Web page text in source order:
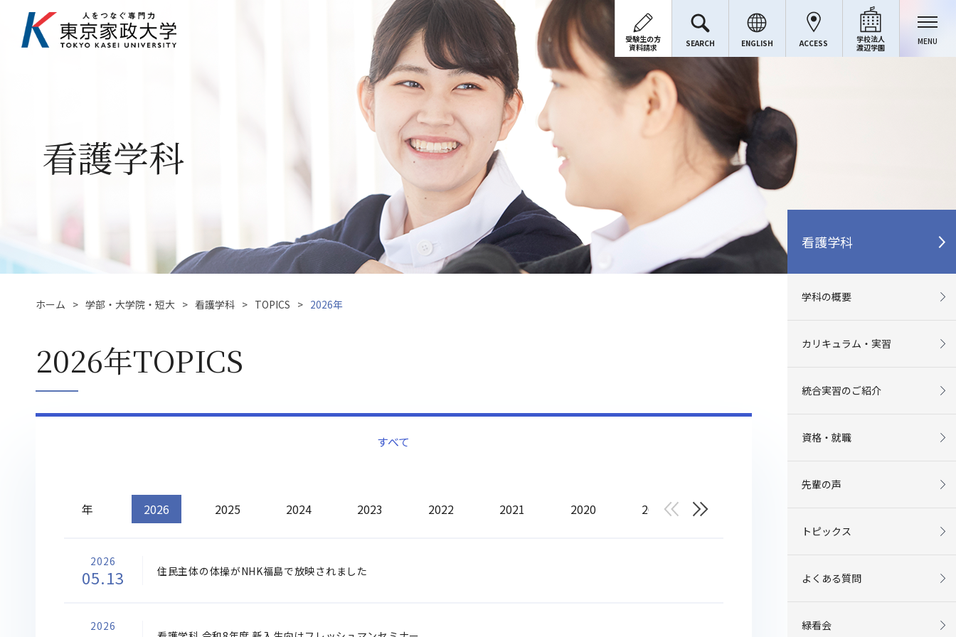
受験生の方
資料請求
SEARCH ENGLISH ACCESS
学校法人
渡辺学園
MENU
看護学科
ホーム 学部・大学院・短大 看護学科 TOPICS 2026年
2026年TOPICS
すべて
年 2026 2025 2024 2023 2022 2021 2020 2019
2026
05.13 住民主体の体操がNHK福島で放映されました
2026
看護学科
学科の概要
カリキュラム・実習
統合実習のご紹介
資格・就職
先輩の声
トピックス
よくある質問
緑看会